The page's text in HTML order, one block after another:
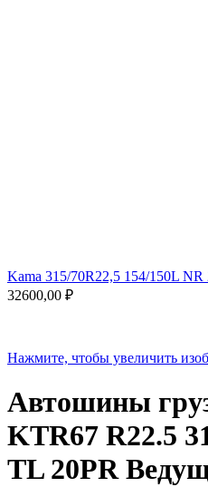
Kama 315/70R22,5 154/150L
32600,00 ₽
Нажмите, чтобы увеличить
Автошины
KTR67 R22.5
TL 20PR